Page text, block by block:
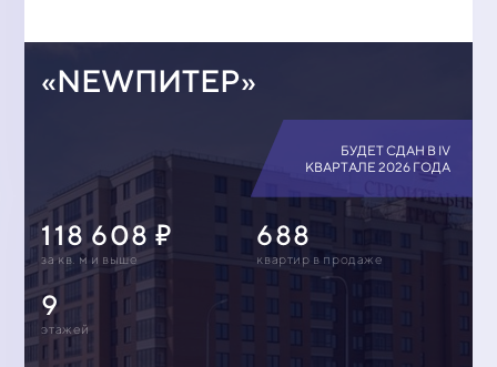
«NEWПИТЕР»
БУДЕТ СДАН В IV
КВАРТАЛЕ 2026 ГОДА
118 608
за кв. м и выше
688
квартир в продаже
9
этажей